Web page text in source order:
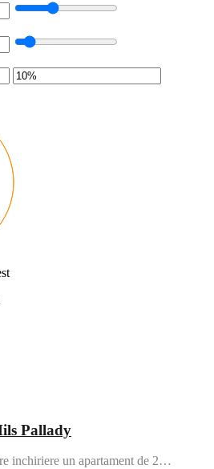
Pallady
inchiriere un apartament de 2…